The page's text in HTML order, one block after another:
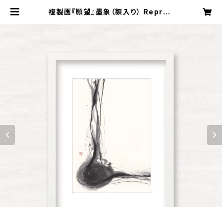
複製画『願望』墨象（額入り） Reprod